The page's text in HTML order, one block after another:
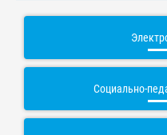
Социально-